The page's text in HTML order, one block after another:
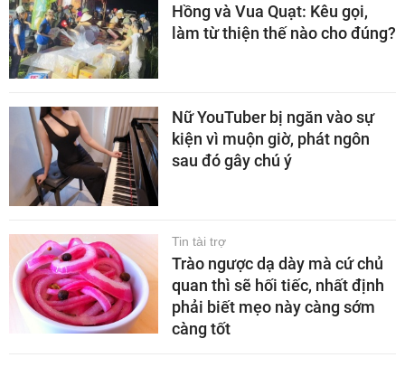
Hồng và Vua Quạt: Kêu gọi,
làm từ thiện thế nào cho đúng?
Nữ YouTuber bị ngăn vào sự
kiện vì muộn giờ, phát ngôn
sau đó gây chú ý
Tin tài trợ
Trào ngược dạ dày mà cứ chủ
quan thì sẽ hối tiếc, nhất định
phải biết mẹo này càng sớm
càng tốt